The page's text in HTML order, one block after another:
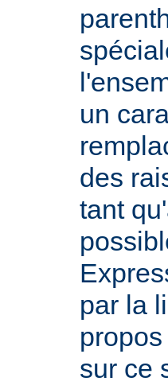
un
des
tant
par la
sur ce